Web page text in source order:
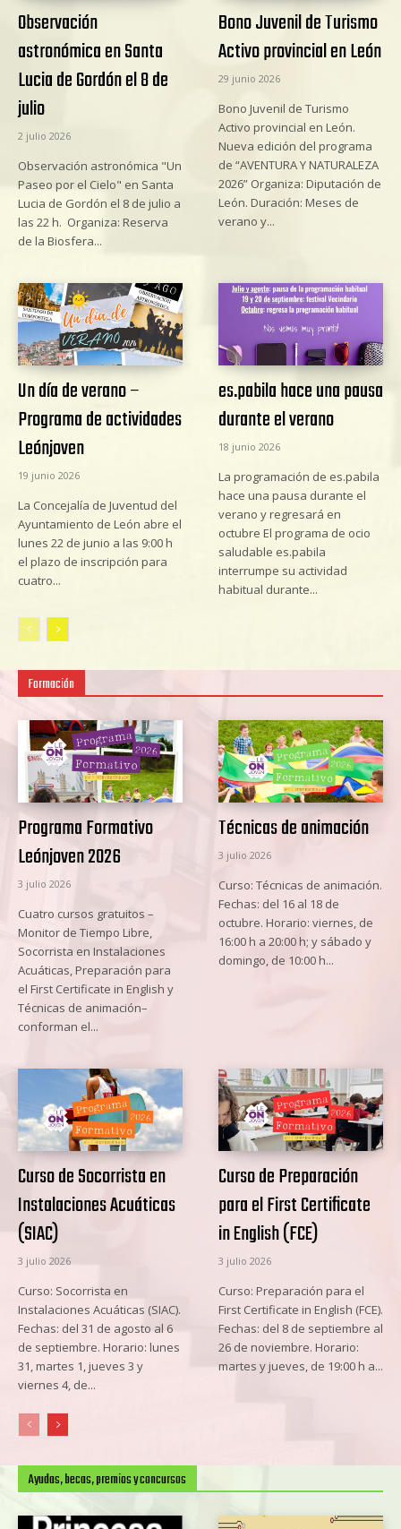
Observación
astronómica en Santa
Lucia de Gordón el 8 de
julio
2 julio 2026
Observación astronómica "Un
Paseo por el Cielo" en Santa
Lucia de Gordón el 8 de julio a
las 22 h. Organiza: Reserva
de la Biosfera...
Bono Juvenil de Turismo
Activo provincial en León
29 junio 2026
Bono Juvenil de Turismo
Activo provincial en León.
Nueva edición del programa
de “AVENTURA Y NATURALEZA
2026” Organiza: Diputación de
León. Duración: Meses de
verano y...
Un día de verano –
Programa de actividades
Leónjoven
19 junio 2026
La Concejalía de Juventud del
Ayuntamiento de León abre el
lunes 22 de junio a las 9:00 h
el plazo de inscripción para
cuatro...
es.pabila hace una pausa
durante el verano
18 junio 2026
La programación de es.pabila
hace una pausa durante el
verano y regresará en
octubre El programa de ocio
saludable es.pabila
interrumpe su actividad
habitual durante...
Formación
Programa Formativo
Leónjoven 2026
3 julio 2026
Cuatro cursos gratuitos –
Monitor de Tiempo Libre,
Socorrista en Instalaciones
Acuáticas, Preparación para
el First Certificate in English y
Técnicas de animación–
conforman el...
Técnicas de animación
3 julio 2026
Curso: Técnicas de animación.
Fechas: del 16 al 18 de
octubre. Horario: viernes, de
16:00 h a 20:00 h; y sábado y
domingo, de 10:00 h...
Curso de Socorrista en
Instalaciones Acuáticas
(SIAC)
3 julio 2026
Curso: Socorrista en
Instalaciones Acuáticas (SIAC).
Fechas: del 31 de agosto al 6
de septiembre. Horario: lunes
31, martes 1, jueves 3 y
viernes 4, de...
Curso de Preparación
para el First Certificate
in English (FCE)
3 julio 2026
Curso: Preparación para el
First Certificate in English (FCE).
Fechas: del 8 de septiembre al
26 de noviembre. Horario:
martes y jueves, de 19:00 h a...
Ayudas, becas, premios y concursos